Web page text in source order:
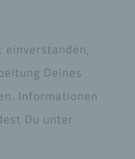
einverstanden,
Deines
Informationen
Du unter